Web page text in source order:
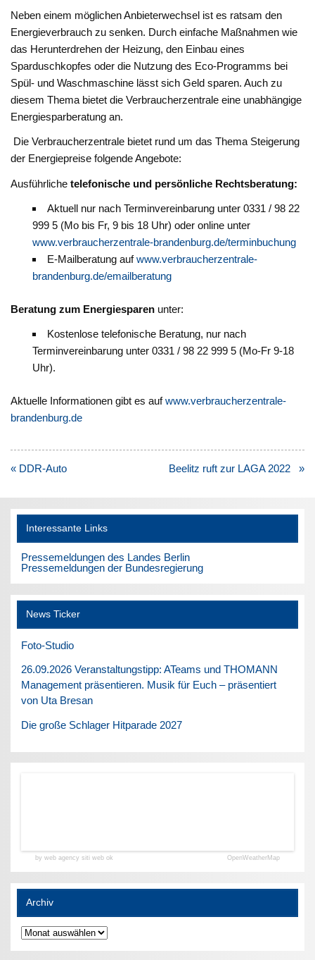
Neben einem möglichen Anbieterwechsel ist es ratsam den
Energieverbrauch zu senken. Durch einfache Maßnahmen wie
das Herunterdrehen der Heizung, den Einbau eines
Sparduschkopfes oder die Nutzung des Eco-Programms bei
Spül- und Waschmaschine lässt sich Geld sparen. Auch zu
diesem Thema bietet die Verbraucherzentrale eine unabhängige
Energiesparberatung an.
Die Verbraucherzentrale bietet rund um das Thema Steigerung
der Energiepreise folgende Angebote:
Ausführlichetelefonische und persönliche Rechtsberatung:
Aktuell nur nach Terminvereinbarung unter 0331 / 98 22
999 5 (Mo bis Fr, 9 bis 18 Uhr) oder online unter
www.verbraucherzentrale-brandenburg.de/terminbuchung
E-Mailberatung aufwww.verbraucherzentrale-
brandenburg.de/emailberatung
Beratung zum Energiesparen unter:
Kostenlose telefonische Beratung, nur nach
Terminvereinbarung unter 0331 / 98 22 999 5 (Mo-Fr 9-18
Uhr).
Aktuelle Informationen gibt es aufwww.verbraucherzentrale-
brandenburg.de
Beitragsnavigation
« DDR-Auto Beelitz ruft zur LAGA 2022 »
Interessante Links
Pressemeldungen des Landes Berlin
Pressemeldungen der Bundesregierung
News Ticker
Foto-Studio
26.09.2026 Veranstaltungstipp: ATeams und THOMANN
Management präsentieren. Musik für Euch – präsentiert
von Uta Bresan
Die große Schlager Hitparade 2027
by web agency siti web ok OpenWeatherMap
Archiv
Archiv